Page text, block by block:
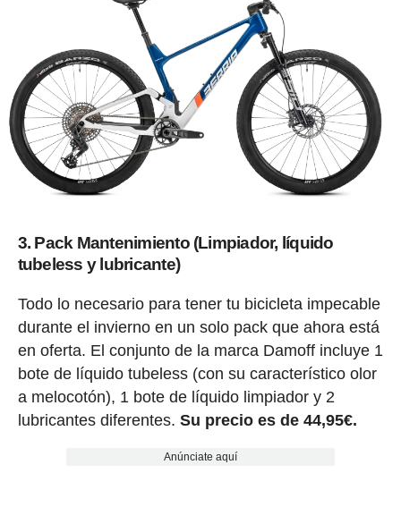
3. Pack Mantenimiento (Limpiador, líquido
tubeless y lubricante)
Todo lo necesario para tener tu bicicleta impecable
durante el invierno en un solo pack que ahora está
en oferta. El conjunto de la marca Damoff incluye 1
bote de líquido tubeless (con su característico olor
a melocotón), 1 bote de líquido limpiador y 2
lubricantes diferentes. Su precio es de 44,95€.
Anúnciate aquí